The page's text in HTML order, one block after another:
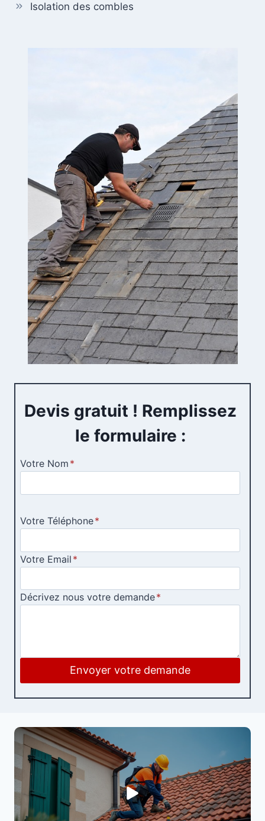
Isolation des combles
Devis gratuit ! Remplissez
le formulaire :
Votre Nom *
Votre Téléphone*
Votre Email *
Décrivez nous votre demande*
Envoyer votre demande